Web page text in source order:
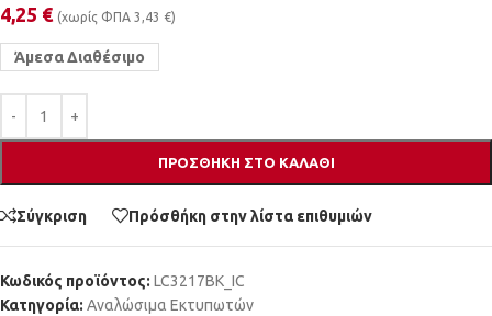
4,25 € (χωρίς ΦΠΑ 3,43 €)
Άμεσα Διαθέσιμο
ΠΡΟΣΘΉΚΗ ΣΤΟ ΚΑΛΆΘΙ
Σύγκριση Πρόσθήκη στην λίστα επιθυμιών
Κωδικός προϊόντος: LC3217BK_IC
Κατηγορία: Αναλώσιμα Εκτυπωτών